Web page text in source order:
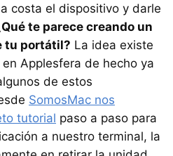
costa el dispositivo y darle
te parece creando un
tu portátil? La idea existe
Applesfera de hecho ya
de estos
SomosMac nos
tutorial paso a paso para
a nuestro terminal, la